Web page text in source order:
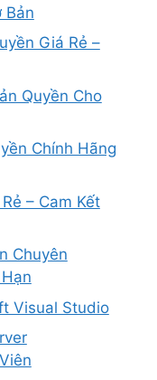
Bản
Giá Rẻ –
Quyền Cho
Chính Hãng
– Cam Kết
Chuyên
Visual Studio